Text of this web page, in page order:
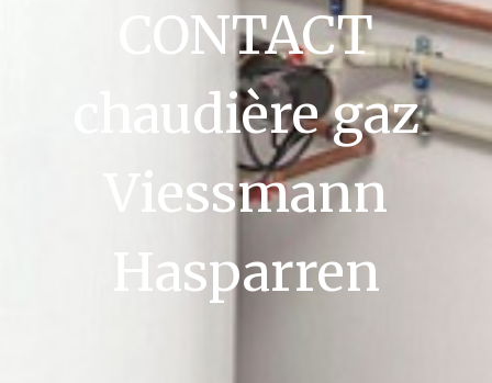
CONTACT
chaudière gaz
Viessmann
Hasparren